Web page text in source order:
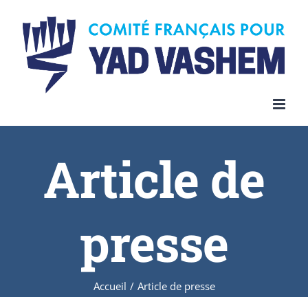
Article de
presse
Accueil / Article de presse